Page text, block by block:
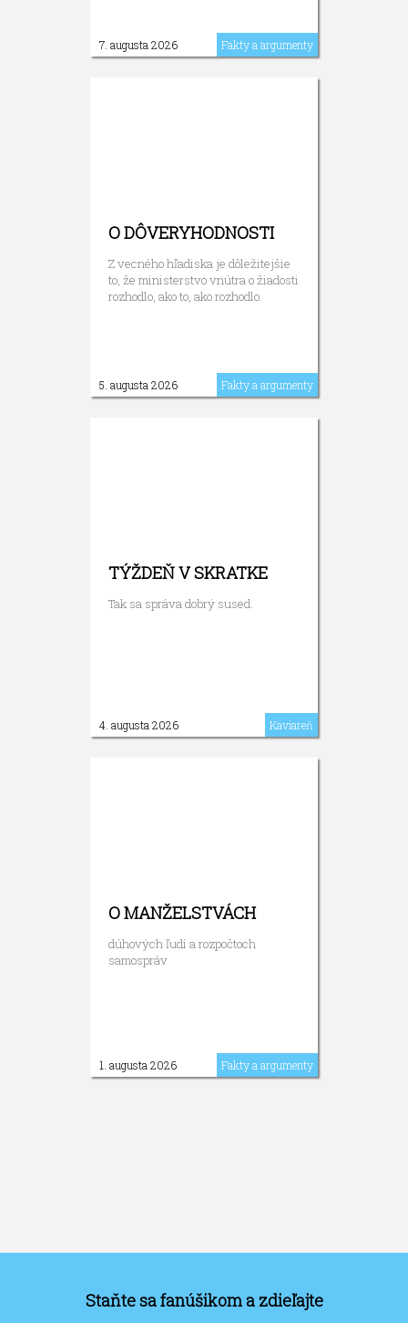
7. augusta 2026 Fakty a argumenty
O DÔVERYHODNOSTI
Z vecného hľadiska je dôležitejšie
to, že ministerstvo vnútra o žiadosti
rozhodlo, ako to, ako rozhodlo.
5. augusta 2026 Fakty a argumenty
TÝŽDEŇ V SKRATKE
Tak sa správa dobrý sused.
4. augusta 2026 Kaviareň
O MANŽELSTVÁCH
dúhových ľudí a rozpočtoch
samospráv
1. augusta 2026 Fakty a argumenty
Staňte sa fanúšikom a zdieľajte